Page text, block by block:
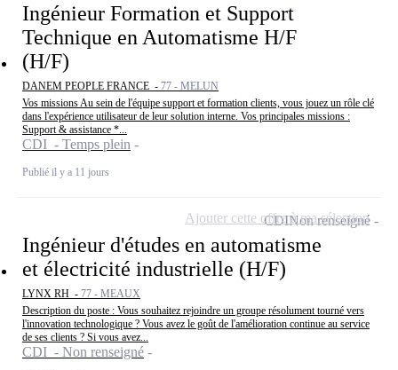
Ingénieur Formation et Support
Technique en Automatisme H/F
(H/F)
DANEM PEOPLE FRANCE - 77 - MELUN
Vos missions Au sein de l'équipe support et formation clients, vous jouez un rôle clé
dans l'expérience utilisateur de leur solution interne. Vos principales missions :
Support & assistance *...
CDI - Temps plein
Publié il y a 11 jours
Ingénieur d'études en automatisme
et électricité industrielle (H/F)
LYNX RH - 77 - MEAUX
Description du poste : Vous souhaitez rejoindre un groupe résolument tourné vers
l'innovation technologique ? Vous avez le goût de l'amélioration continue au service
de ses clients ? Si vous avez...
CDI - Non renseigné
CDINon renseigné
Ajouter cette offre à ma sélection